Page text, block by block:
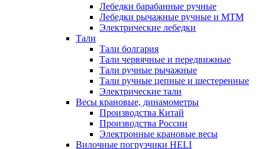
Лебедки барабанные ручные
Лебедки рычажные ручные и МТМ
Электрические лебедки
Тали
Тали болгария
Тали червячные и передвижные
Тали ручные рычажные
Тали ручные цепные и шестеренные
Электрические тали
Весы крановые, динамометры
Производства Китай
Производства России
Электронные крановые весы
Вилочные погрузчики HELI